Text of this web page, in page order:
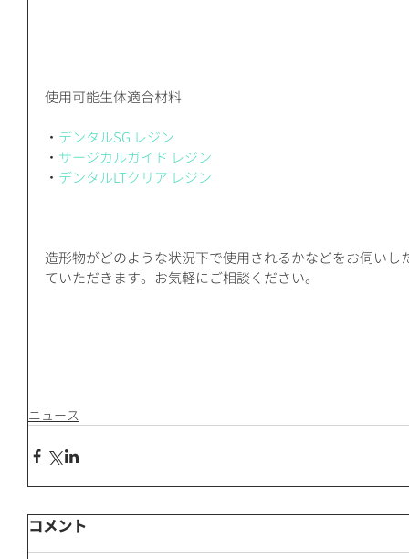
使用可能生体適合材料
・ デンタルSG レジン
・ サージカルガイド レジン
・ デンタルLTクリア レジン
造形物がどのような状況下で使用されるかなどをお伺い
ていただきます。お気軽にご相談ください。
ニュース
コメント